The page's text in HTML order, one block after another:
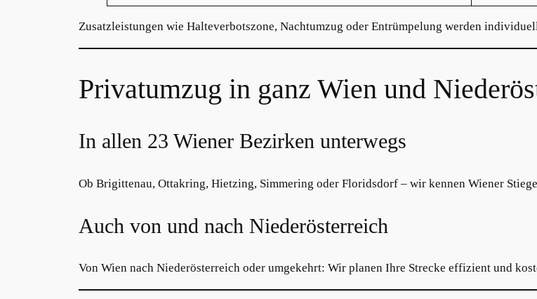
Zusatzleistungen wie Halteverbotszone, Nachtumzug oder Entrümpelung werden
Privatumzug in ganz Wien und
In allen 23 Wiener Bezirken unterwegs
Ob Brigittenau, Ottakring, Hietzing, Simmering oder Floridsdorf – wir kennen Wiener
Auch von und nach Niederösterreich
Von Wien nach Niederösterreich oder umgekehrt: Wir planen Ihre Strecke effizient und